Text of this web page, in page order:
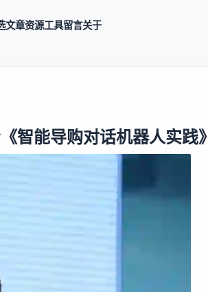
文章资源工具留言关于
智能导购对话机器人实践》